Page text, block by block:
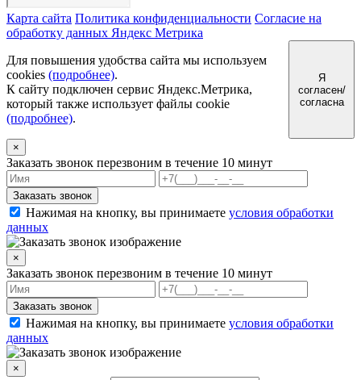
Карта сайта Политика конфиденциальности Согласие на
обработку данных Яндекс Метрика
Для повышения удобства сайта мы используем
cookies (подробнее).
К сайту подключен сервис Яндекс.Метрика,
который также использует файлы cookie
(подробнее).
Я
согласен/
согласна
×
Заказать звонок перезвоним в течение 10 минут
Заказать звонок
Нажимая на кнопку, вы принимаете условия обработки
данных
×
Заказать звонок перезвоним в течение 10 минут
Заказать звонок
Нажимая на кнопку, вы принимаете условия обработки
данных
×